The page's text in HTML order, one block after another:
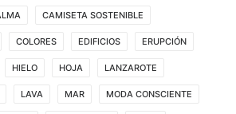
CAMISETA SOSTENIBLE
COLORES EDIFICIOS ERUPCIÓN
HIELO HOJA LANZAROTE
LAVA MAR MODA CONSCIENTE